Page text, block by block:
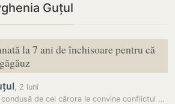
Guțul
la 7 ani de închisoare pentru că
, 2 luni
„Găgăuzia este condusă de cei cărora le convine conflictul cu…